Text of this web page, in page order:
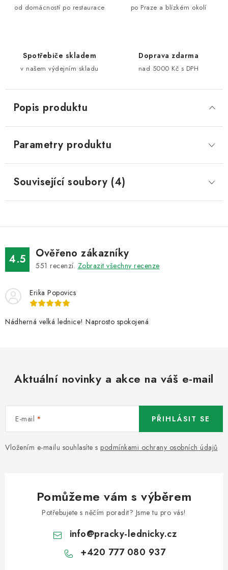
od domácností po restaurace po Praze a blízkém okolí
Spotřebiče skladem
v našem výdejním skladu
Doprava zdarma
nad 5000 Kč s DPH
Popis produktu
Parametry produktu
Související soubory (4)
4.5 Ověřeno zákazníky
551 recenzí. Zobrazit všechny recenze
Erika Popovics
Nádherná velká lednice! Naprosto spokojená
Aktuální novinky a akce na váš e-mail
E-mail
Vložením e-mailu souhlasíte s podmínkami ochrany osobních údajů
PŘIHLÁSIT SE
Pomůžeme vám s výběrem
Potřebujete s něčím poradit? Jsme tu pro vás!
info@pracky-lednicky.cz
+420 777 080 937